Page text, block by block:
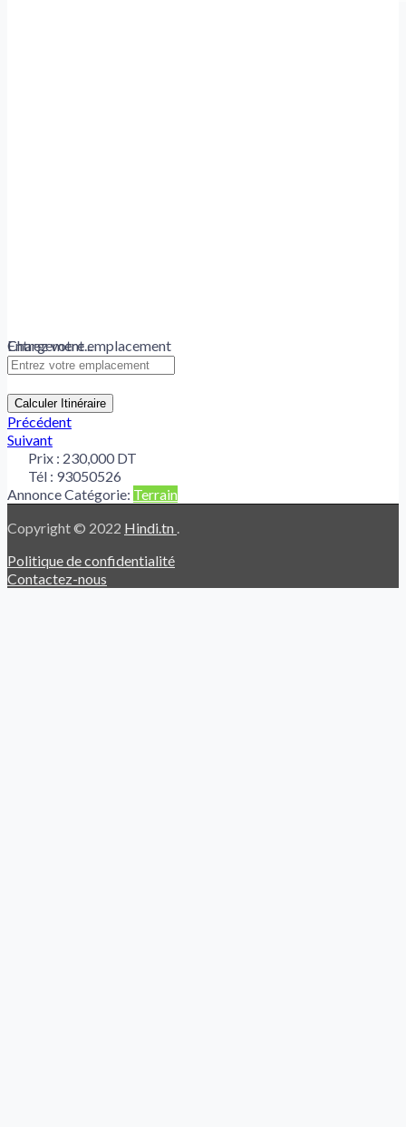
Chargement...
Entrez votre emplacement
Calculer Itinéraire
Précédent
Suivant
Prix : 230,000 DT
Tél : 93050526
Annonce Catégorie: Terrain
Copyright © 2022 Hindi.tn .
Politique de confidentialité
Contactez-nous